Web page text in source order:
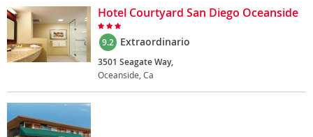
Hotel Courtyard San Diego Oceanside
9.2 Extraordinario
3501 Seagate Way,
Oceanside, Ca